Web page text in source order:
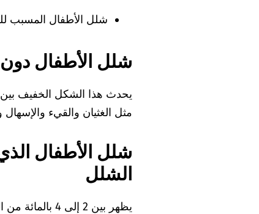
شلل الأطفال المسبب
شلل الأطفال دون
مثل الغثيان والقيء
شلل الأطفال
الشلل